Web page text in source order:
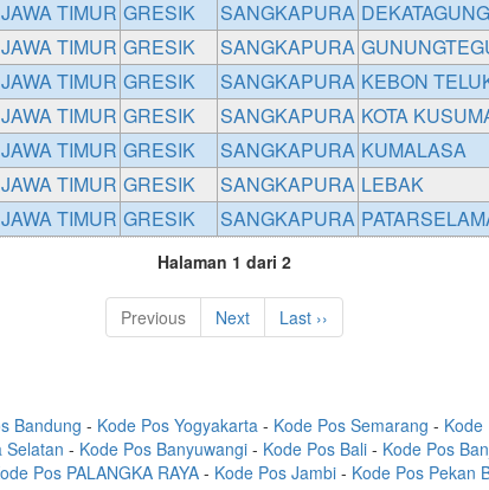
JAWA TIMUR GRESIK SANGKAPURA DEKATAGUNG
JAWA TIMUR GRESIK SANGKAPURA
JAWA TIMUR GRESIK SANGKAPURA KEBON
JAWA TIMUR GRESIK SANGKAPURA KOTA
JAWA TIMUR GRESIK SANGKAPURA KUMALASA
JAWA TIMUR GRESIK SANGKAPURA LEBAK
JAWA TIMUR GRESIK SANGKAPURA
Halaman 1 dari 2
Previous Next Last ››
Bandung - Kode Pos Yogyakarta - Kode Pos Semarang - Kode
Selatan - Kode Pos Banyuwangi- Kode Pos Bali- Kode Pos
Pos PALANGKA RAYA- Kode Pos Jambi - Kode Pos Pekan